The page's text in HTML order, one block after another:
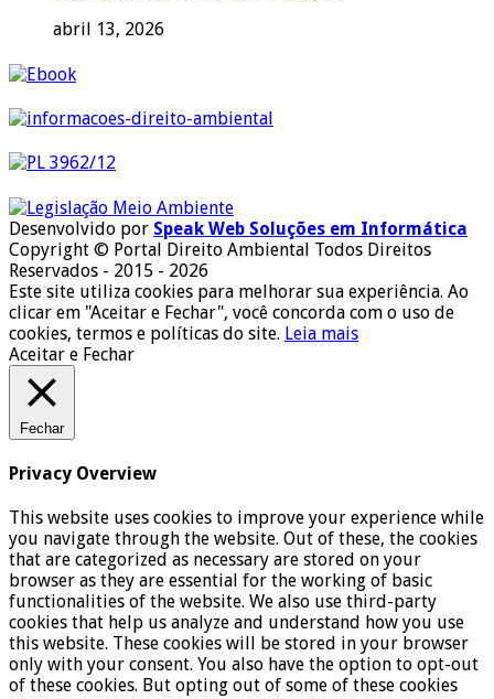
abril 13, 2026
Desenvolvido por Speak Web Soluções em Informática
Copyright © Portal Direito Ambiental Todos Direitos
Reservados - 2015 - 2026
Este site utiliza cookies para melhorar sua experiência. Ao
clicar em "Aceitar e Fechar", você concorda com o uso de
cookies, termos e políticas do site. Leia mais
Aceitar e Fechar
Fechar
Privacy Overview
This website uses cookies to improve your experience while
you navigate through the website. Out of these, the cookies
that are categorized as necessary are stored on your
browser as they are essential for the working of basic
functionalities of the website. We also use third-party
cookies that help us analyze and understand how you use
this website. These cookies will be stored in your browser
only with your consent. You also have the option to opt-out
of these cookies. But opting out of some of these cookies